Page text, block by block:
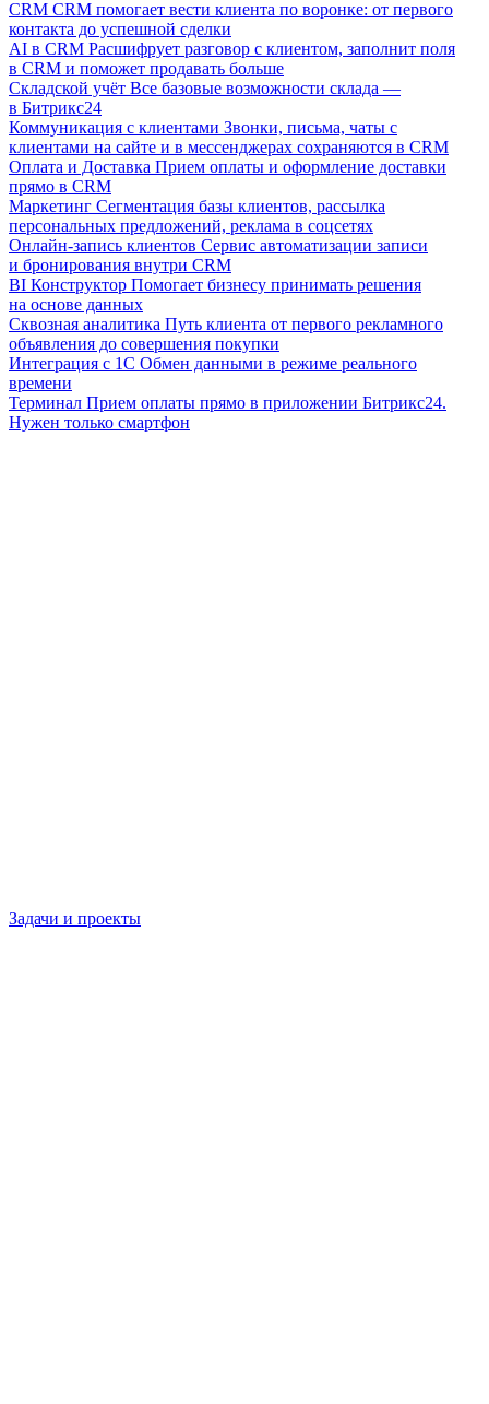
CRM CRM помогает вести клиента по воронке: от первого
контакта до успешной сделки
AI в CRM Расшифрует разговор с клиентом, заполнит поля
в CRM и поможет продавать больше
Складской учёт Все базовые возможности склада —
в Битрикс24
Коммуникация с клиентами Звонки, письма, чаты с
клиентами на сайте и в мессенджерах сохраняются в CRM
Оплата и Доставка Прием оплаты и оформление доставки
прямо в CRM
Маркетинг Сегментация базы клиентов, рассылка
персональных предложений, реклама в соцсетях
Онлайн-запись клиентов Сервис автоматизации записи
и бронирования внутри CRM
BI Конструктор Помогает бизнесу принимать решения
на основе данных
Сквозная аналитика Путь клиента от первого рекламного
объявления до совершения покупки
Интеграция с 1С Обмен данными в режиме реального
времени
Терминал Прием оплаты прямо в приложении Битрикс24.
Нужен только смартфон
Задачи и проекты